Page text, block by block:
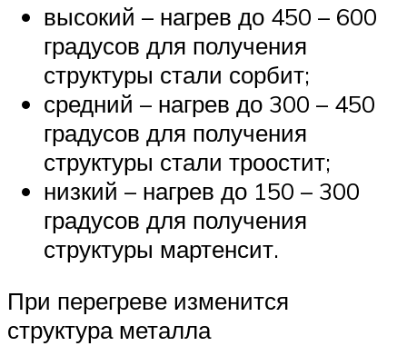
высокий – нагрев до 450 – 600
градусов для получения
структуры стали сорбит;
средний – нагрев до 300 – 450
градусов для получения
структуры стали троостит;
низкий – нагрев до 150 – 300
градусов для получения
структуры мартенсит.
При перегреве изменится
структура металла